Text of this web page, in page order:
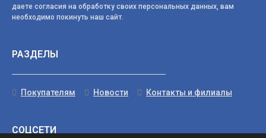
даете согласия на обработку своих персональных данных, вам
необходимо покинуть наш сайт.
РАЗДЕЛЫ
Покупателям Новости Контакты и филиалы
СОЦСЕТИ